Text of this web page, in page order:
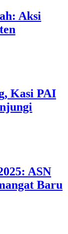
Aksi
Kasi PAI
ASN
Baru